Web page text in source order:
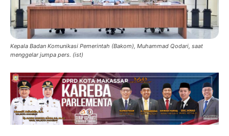
Kepala Badan Komunikasi Pemerintah (Bakom), Muhammad Qodari, saat
menggelar jumpa pers. (ist)